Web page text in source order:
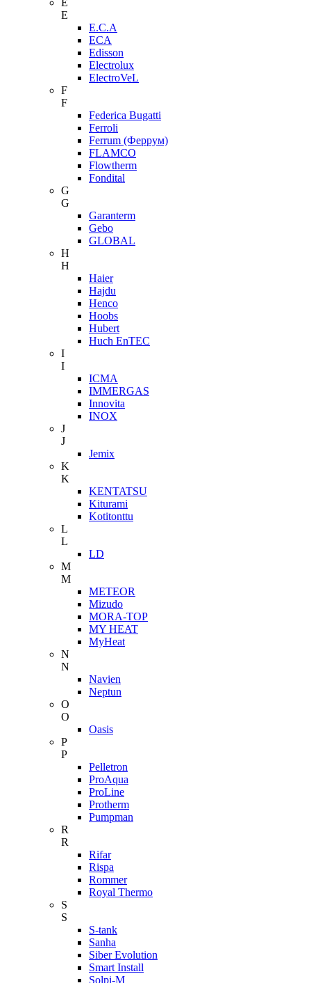
E
E
E.C.A
ECA
Edisson
Electrolux
ElectroVeL
F
F
Federica Bugatti
Ferroli
Ferrum (Феррум)
FLAMCO
Flowtherm
Fondital
G
G
Garanterm
Gebo
GLOBAL
H
H
Haier
Hajdu
Henco
Hoobs
Hubert
Huch EnTEC
I
I
ICMA
IMMERGAS
Innovita
INOX
J
J
Jemix
K
K
KENTATSU
Kiturami
Kotitonttu
L
L
LD
M
M
METEOR
Mizudo
MORA-TOP
MY HEAT
MyHeat
N
N
Navien
Neptun
O
O
Oasis
P
P
Pelletron
ProAqua
ProLine
Protherm
Pumpman
R
R
Rifar
Rispa
Rommer
Royal Thermo
S
S
S-tank
Sanha
Siber Evolution
Smart Install
Solpi-M